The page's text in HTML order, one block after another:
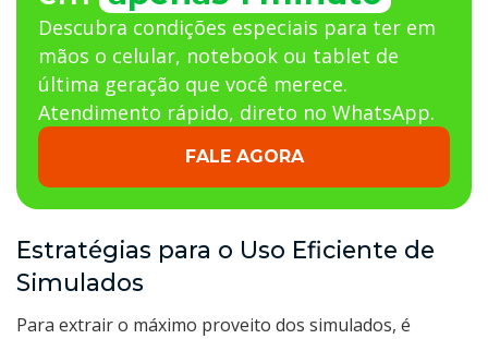
Descubra condições especiais para ter em
mãos o celular, notebook ou tablet de
última geração que você merece.
Atendimento rápido, direto no WhatsApp.
FALE AGORA
Estratégias para o Uso Eficiente de
Simulados
Para extrair o máximo proveito dos simulados, é